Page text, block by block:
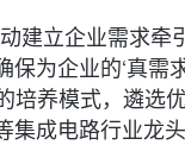
建立企业需求
为企业的‘真需
培养模式，遴选
成电路行业龙